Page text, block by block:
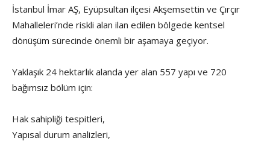
İstanbul İmar AŞ, Eyüpsultan ilçesi Akşemsettin ve Çırçır
Mahalleleri’nde riskli alan ilan edilen bölgede kentsel
dönüşüm sürecinde önemli bir aşamaya geçiyor.
Yaklaşık 24 hektarlık alanda yer alan 557 yapı ve 720
bağımsız bölüm için:
Hak sahipliği tespitleri,
Yapısal durum analizleri,